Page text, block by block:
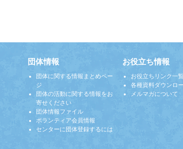
団体情報
団体に関する情報まとめペー
ジ
団体の活動に関する情報をお
寄せください
団体情報ファイル
ボランティア会員情報
センターに団体登録するには
お役立ち情報
お役立ちリンク一
各種資料ダウンロ
メルマガについて